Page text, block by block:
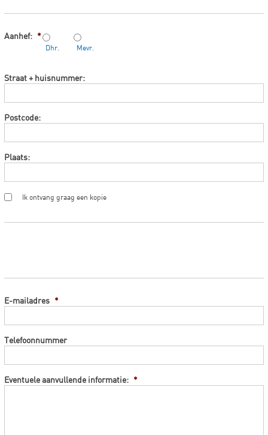
Aanhef: *
Dhr. Mevr.
Straat + huisnummer:
Postcode:
Plaats:
Ik ontvang graag een kopie
E-mailadres *
Telefoonnummer
Eventuele aanvullende informatie: *